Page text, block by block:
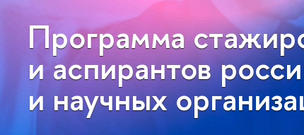
Программа
и аспирантов
и научных